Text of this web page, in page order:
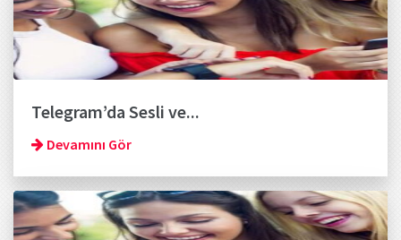
Telegram’da Sesli ve...
Devamını Gör